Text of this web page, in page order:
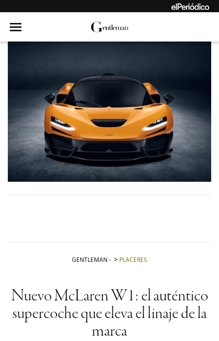
GENTLEMAN - PLACERES
Nuevo McLaren W1: el auténtico
supercoche que eleva el linaje de la
marca